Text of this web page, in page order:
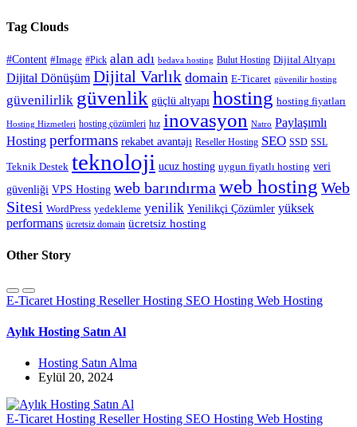
Tag Clouds
#Content #Image #Pick alan adı bedava hosting Bulut Hosting Dijital Altyapı
Dijital Dönüşüm Dijital Varlık domain E-Ticaret güvenilir hosting
güvenilirlik güvenlik güçlü altyapı hosting hosting fiyatları
Hosting Hizmetleri hosting çözümleri hız inovasyon Natro Paylaşımlı
Hosting performans rekabet avantajı Reseller Hosting SEO SSD SSL
Teknik Destek teknoloji ucuz hosting uygun fiyatlı hosting veri
güvenliği VPS Hosting web barındırma web hosting Web
Sitesi WordPress yedekleme yenilik Yenilikçi Çözümler yüksek
performans ücretsiz domain ücretsiz hosting
Other Story
E-Ticaret Hosting Reseller Hosting SEO Hosting Web Hosting
Aylık Hosting Satın Al
Hosting Satın Alma
Eylül 20, 2024
E-Ticaret Hosting Reseller Hosting SEO Hosting Web Hosting